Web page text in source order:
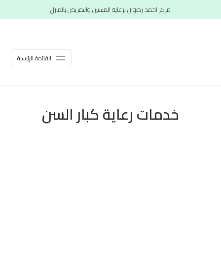
مركز احمد رضوان لرعاية المسنين والتمريض بالمنزل
القائمة الرئيسية
خدمات رعاية كبار السن